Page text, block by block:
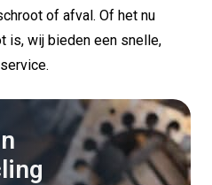
of afval. Of het nu
is, wij bieden een snelle,